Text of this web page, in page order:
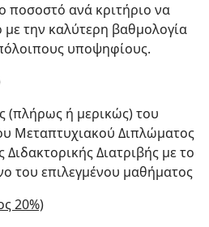
ποσοστό ανά κριτήριο να
την καλύτερη βαθμολογία
υποψηφίους.
(πλήρως ή μερικώς) του
Μεταπτυχιακού Διπλώματος
Διδακτορικής Διατριβής με το
του επιλεγμένου μαθήματος
20%)